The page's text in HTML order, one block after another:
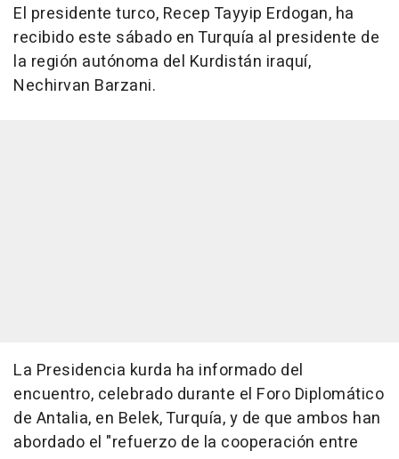
El presidente turco, Recep Tayyip Erdogan, ha
recibido este sábado en Turquía al presidente de
la región autónoma del Kurdistán iraquí,
Nechirvan Barzani.
La Presidencia kurda ha informado del
encuentro, celebrado durante el Foro Diplomático
de Antalia, en Belek, Turquía, y de que ambos han
abordado el "refuerzo de la cooperación entre